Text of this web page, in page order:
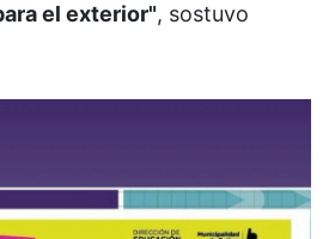
el exterior", sostuvo